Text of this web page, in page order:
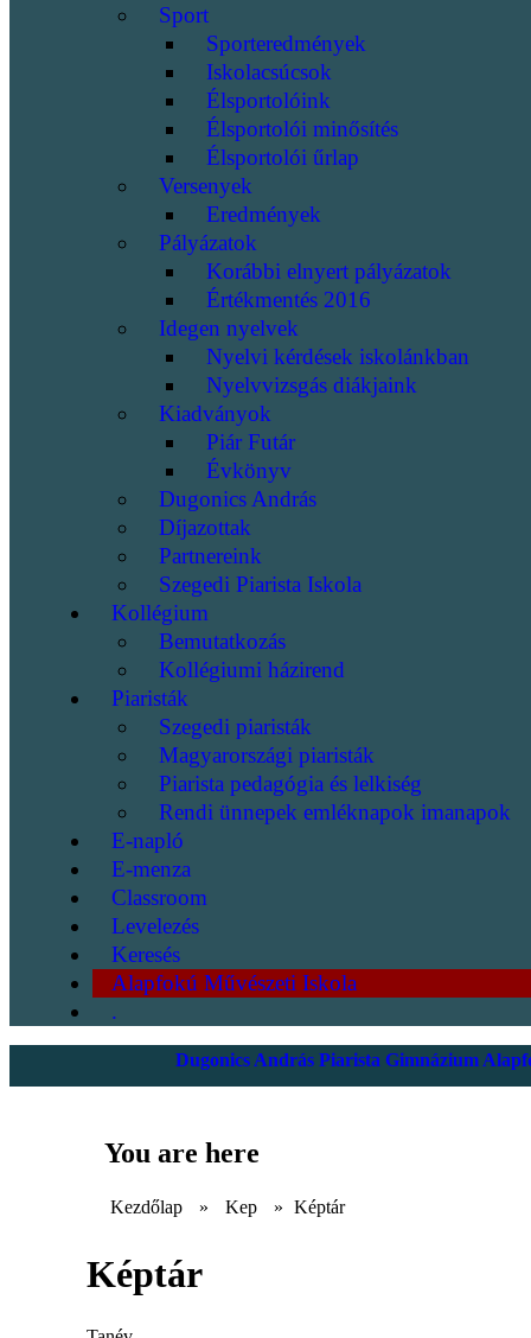
Sport
Sporteredmények
Iskolacsúcsok
Élsportolóink
Élsportolói minősítés
Élsportolói űrlap
Versenyek
Eredmények
Pályázatok
Korábbi elnyert pályázatok
Értékmentés 2016
Idegen nyelvek
Nyelvi kérdések iskolánkban
Nyelvvizsgás diákjaink
Kiadványok
Piár Futár
Évkönyv
Dugonics András
Díjazottak
Partnereink
Szegedi Piarista Iskola
Kollégium
Bemutatkozás
Kollégiumi házirend
Piaristák
Szegedi piaristák
Magyarországi piaristák
Piarista pedagógia és lelkiség
Rendi ünnepek emléknapok imanapok
E-napló
E-menza
Classroom
Levelezés
Keresés
Alapfokú Művészeti Iskola
.
Dugonics András Piarista Gimnázium
You are here
Kezdőlap » Kep » Képtár
Képtár